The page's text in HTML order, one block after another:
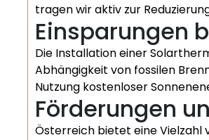
tragen wir aktiv zur
Einsparungen
Die Installation einer
Abhängigkeit von fossilen
Nutzung kostenloser
Förderungen
Österreich bietet eine Vielzahl